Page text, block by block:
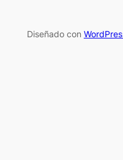
Diseñado con